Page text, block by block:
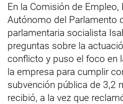
En la Comisión de Empleo,
Autónomo del Parlamento
parlamentaria socialista
preguntas sobre la
conflicto y puso el foco en
la empresa para cumplir
subvención pública de 3,2
recibió, a la vez que